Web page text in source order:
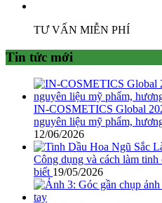
TƯ VẤN MIỄN PHÍ
Tin tức mới
IN-COSMETICS Global
nguyên liệu mỹ phẩm,
12/06/2026
Công dụng và cách làm tinh
biết 19/05/2026